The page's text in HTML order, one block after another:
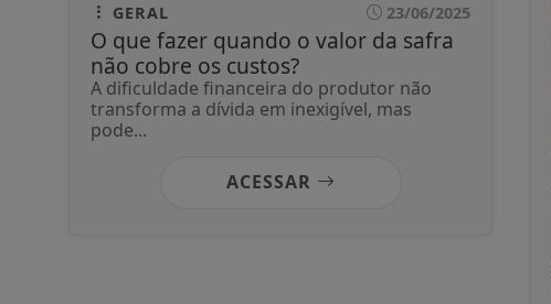
GERAL 23/06/2025
O que fazer quando o valor da safra
não cobre os custos?
A dificuldade financeira do produtor não
transforma a dívida em inexigível, mas
pode...
ACESSAR